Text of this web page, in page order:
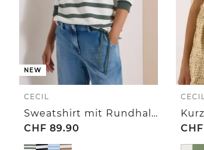
NEW
CECIL
Sweatshirt mit Rundhals und Tunnelzug
CHF 89.90
CECIL
CHF